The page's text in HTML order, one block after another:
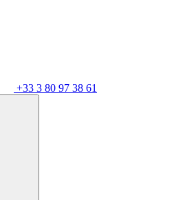
+33 3 80 97 38 61